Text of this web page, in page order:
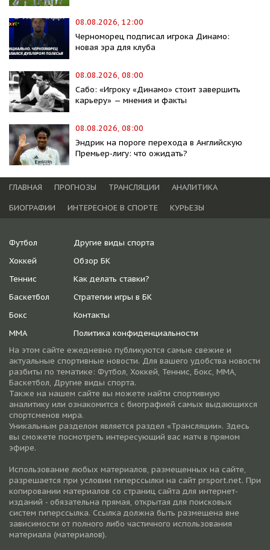
08.08.2026, 12:00
Черноморец подписал игрока Динамо:
новая эра для клуба
08.08.2026, 08:00
Сабо: «Игроку «Динамо» стоит завершить
карьеру» — мнения и факты
08.08.2026, 08:00
Эндрик на пороге перехода в Английскую
Премьер-лигу: что ожидать?
ГЛАВНАЯ ПРОГНОЗЫ ТРАНСЛЯЦИИ
АНАЛИТИКА
БИОГРАФИИ
ИНТЕРЕСНОЕ В СПОРТЕ КУРЬЕЗЫ
Футбол
Хоккей
Теннис
Баскетбол
Бокс
ММА
Другие виды спорта
Обзор БК
Как делать ставки?
Стратегии игры в БК
Контакты
Политика конфиденциальности
На этом сайте ежедневно публикуются самые свежие и
актуальные спортивные новости. Для вашего удобства новости
разбиты по тематике: Футбол, Хоккей, Теннис, Бокс, ММА,
Баскетбол, Другие виды спорта.
Также на нашем сайте вы можете найти спортивную
аналитику или ознакомится с биографией самых выдающихся
спортсменов мира.
Уникальным разделом является раздел «Трансляции». Здесь
вы сможете посмотреть интересующий вас матч в прямом
эфире.
Использование любых материалов, размещенных на сайте,
разрешается при условии гиперссылки на cайт prsport.net. При
копировании материалов со страниц сайта для интернет-
изданий - обязательна прямая, открытая для поисковых
систем гиперссылка. Ссылка должна быть размещена вне
зависимости от полного либо частичного использования
материала (материалов).